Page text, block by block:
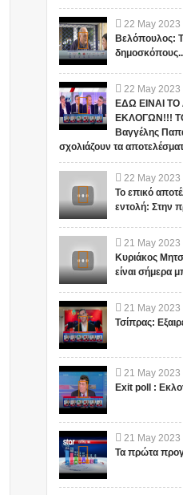
22 May 2023
Βελόπουλος:
22 May 2023
ΕΔΩ ΕΙΝΑΙ
ΕΚΛΟΓΩΝ!!!
Βαγγέλης
σχολιάζουν τα
22 May 2023
Το επικό
εντολή: Στην
21 May 2023
Κυριάκος
είναι σήμερα
21 May 2023
Τσίπρας:
21 May 2023
Exit poll :
21 May 2023
Τα πρώτα